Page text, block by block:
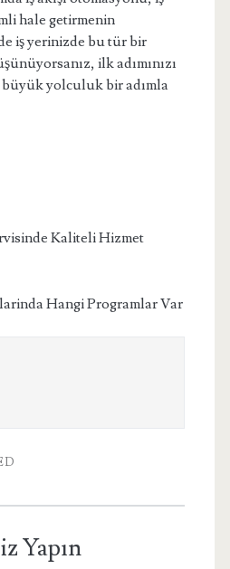
hale getirmenin
iş yerinizde bu tür bir
ilk adımınızı
büyük yolculuk bir adımla
Kaliteli Hizmet
Hangi Programlar Var
Yapın